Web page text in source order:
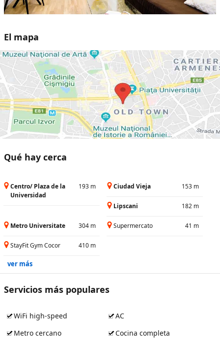
El mapa
Qué hay cerca
Centro/ Plaza de la
Universidad
193 m Ciudad Vieja 153 m
Lipscani 182 m
Metro Universitate 304 m Supermercato 41 m
StayFit Gym Cocor 410 m
ver más
Servicios más populares
WiFi high-speed
AC
Metro cercano
Cocina completa